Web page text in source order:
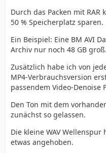
Durch das Packen mit
50 % Speicherplatz sparen.
Ein Beispiel: Eine BM AVI
Archiv nur noch 48 GB groß.
Zusätzlich habe ich von
MP4-Verbrauchsversion
passendem Video-Denoise
Den Ton mit dem
zunächst so gelassen.
Die kleine WAV
etwas angehoben.